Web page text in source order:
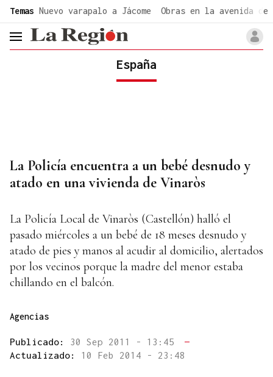
Temas Nuevo varapalo a Jácome Obras en la avenida de
header.menu.open
España
La Policía encuentra a un bebé desnudo y
atado en una vivienda de Vinaròs
La Policía Local de Vinaròs (Castellón) halló el
pasado miércoles a un bebé de 18 meses desnudo y
atado de pies y manos al acudir al domicilio, alertados
por los vecinos porque la madre del menor estaba
chillando en el balcón.
Agencias
Publicado: 30 Sep 2011 - 13:45
—
Actualizado: 10 Feb 2014 - 23:48